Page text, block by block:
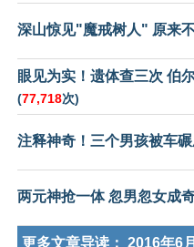
深山惊见"魔戒树人" 原来
眼见为实！遗体查三次 伯
(77,718次)
注释神奇！三个男孩被车
两元神抢一体 忽男忽女成
更多文章导读： 2016年6